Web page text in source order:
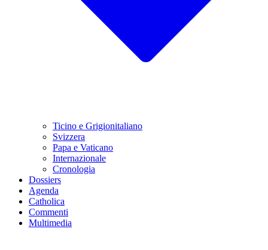
Ticino e Grigionitaliano
Svizzera
Papa e Vaticano
Internazionale
Cronologia
Dossiers
Agenda
Catholica
Commenti
Multimedia